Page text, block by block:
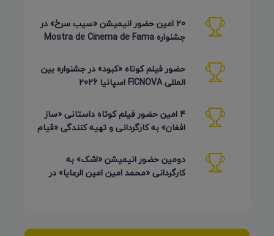
20 امین حضور انیمیشن «سیب سرخ» در
جشنواره Mostra de Cinema de Fama
حضور فیلم کوتاه «کبود» در جشنواره بین
المللی FICNOVA اسپانیا 2026
4 امین حضور فیلم کوتاه داستانی «ساز
افغان» به کارگردانی و تهیه کنندگی «قیام
دومین حضور انیمیشن «اشک» به
کارگردانی «محمد امین امین الرعایا» در